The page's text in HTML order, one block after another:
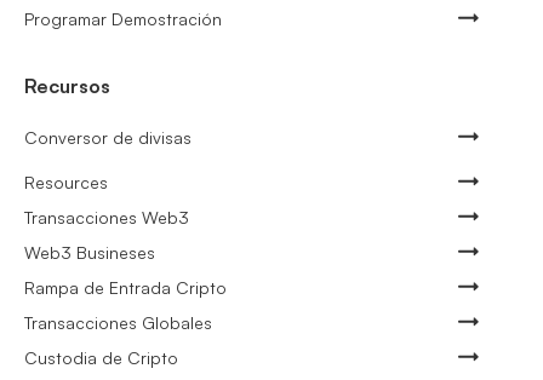
Programar Demostración
Recursos
Conversor de divisas
Resources
Transacciones Web3
Web3 Busineses
Rampa de Entrada Cripto
Transacciones Globales
Custodia de Cripto